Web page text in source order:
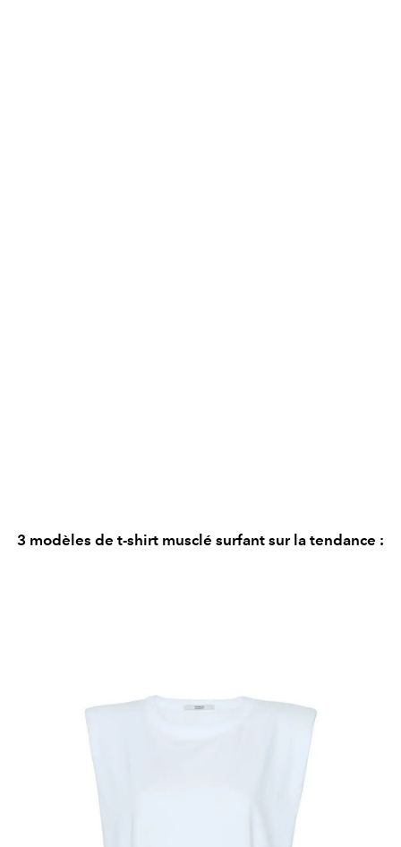
3 modèles de t-shirt musclé surfant sur la tendance :